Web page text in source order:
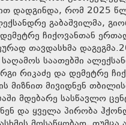
დადგინდა, რომ 2025
გაბაშვილმა,
ჩიქოვანთან
თავდასხმა
საათებში
რიკაძე და დემეტრე
მიზნით მივიდნენ
მდებარე სასწავლო
და ყველა პირობა